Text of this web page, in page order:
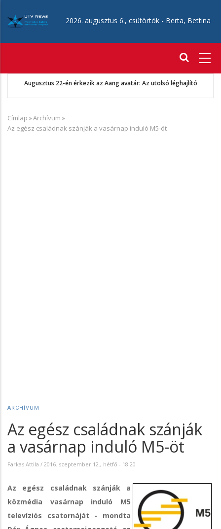
tartalomra
2026. augusztus 6., csütörtök - Berta, Bettina
Augusztus 22-én érkezik az Aang avatár: Az utolsó léghajlító
Morzsa
Címlap »Archívum »
Az egész családnak szánják a vasárnap induló M5-öt
ARCHÍVUM
Az egész családnak szánják
a vasárnap induló M5-öt
Farkas Attila / 2016. szeptember 12., hétfő - 18:20
Az egész családnak szánják a
közmédia vasárnap induló M5
televíziós csatornáját - mondta